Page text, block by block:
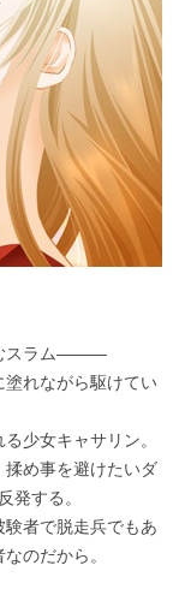
むスラム―――
れながら駆けてい
少女キャサリン。
め事を避けたいダ
発する。
者で脱走兵でもあ
のだから。